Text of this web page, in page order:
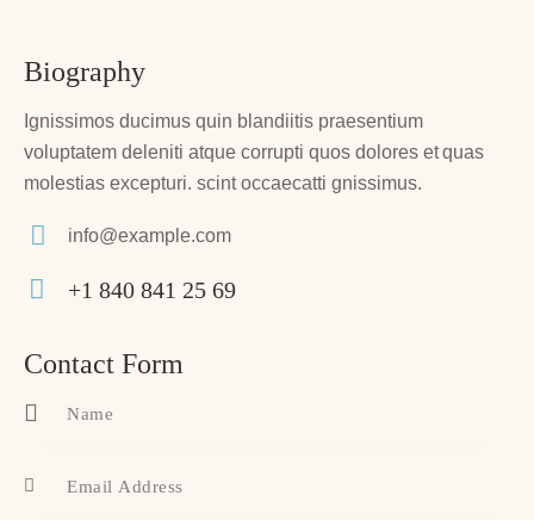
Biography
Ignissimos ducimus quin blandiitis praesentium
voluptatem deleniti atque corrupti quos dolores et quas
molestias excepturi. scint occaecatti gnissimus.
m
info@example.com
on
+1 840 841 25 69
Contact Form